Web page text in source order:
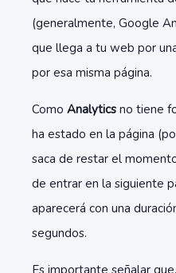
(generalmente, Google
que llega a tu web por
por esa misma página.
Como Analytics no tiene
ha estado en la página
saca de restar el
de entrar en la siguiente
aparecerá con una
segundos.
Es importante señalar